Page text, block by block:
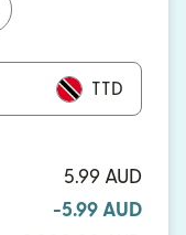
TTD
5.99 AUD
-5.99 AUD